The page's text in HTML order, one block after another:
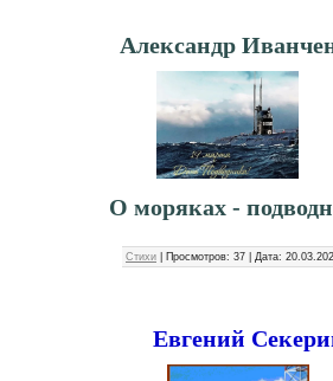
Александр
О моряках -
Стихи Просмотров: 37 Дата:
Евгений